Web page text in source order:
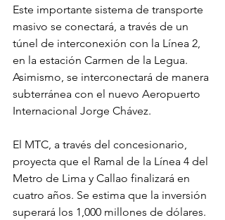
Este importante sistema de transporte
masivo se conectará, a través de un
túnel de interconexión con la Línea 2,
en la estación Carmen de la Legua.
Asimismo, se interconectará de manera
subterránea con el nuevo Aeropuerto
Internacional Jorge Chávez.
El MTC, a través del concesionario,
proyecta que el Ramal de la Línea 4 del
Metro de Lima y Callao finalizará en
cuatro años. Se estima que la inversión
superará los 1,000 millones de dólares.